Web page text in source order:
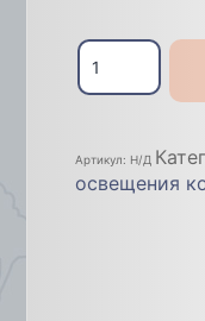
Количество
товара
Консоли
Артикул: Н/Д
освещения